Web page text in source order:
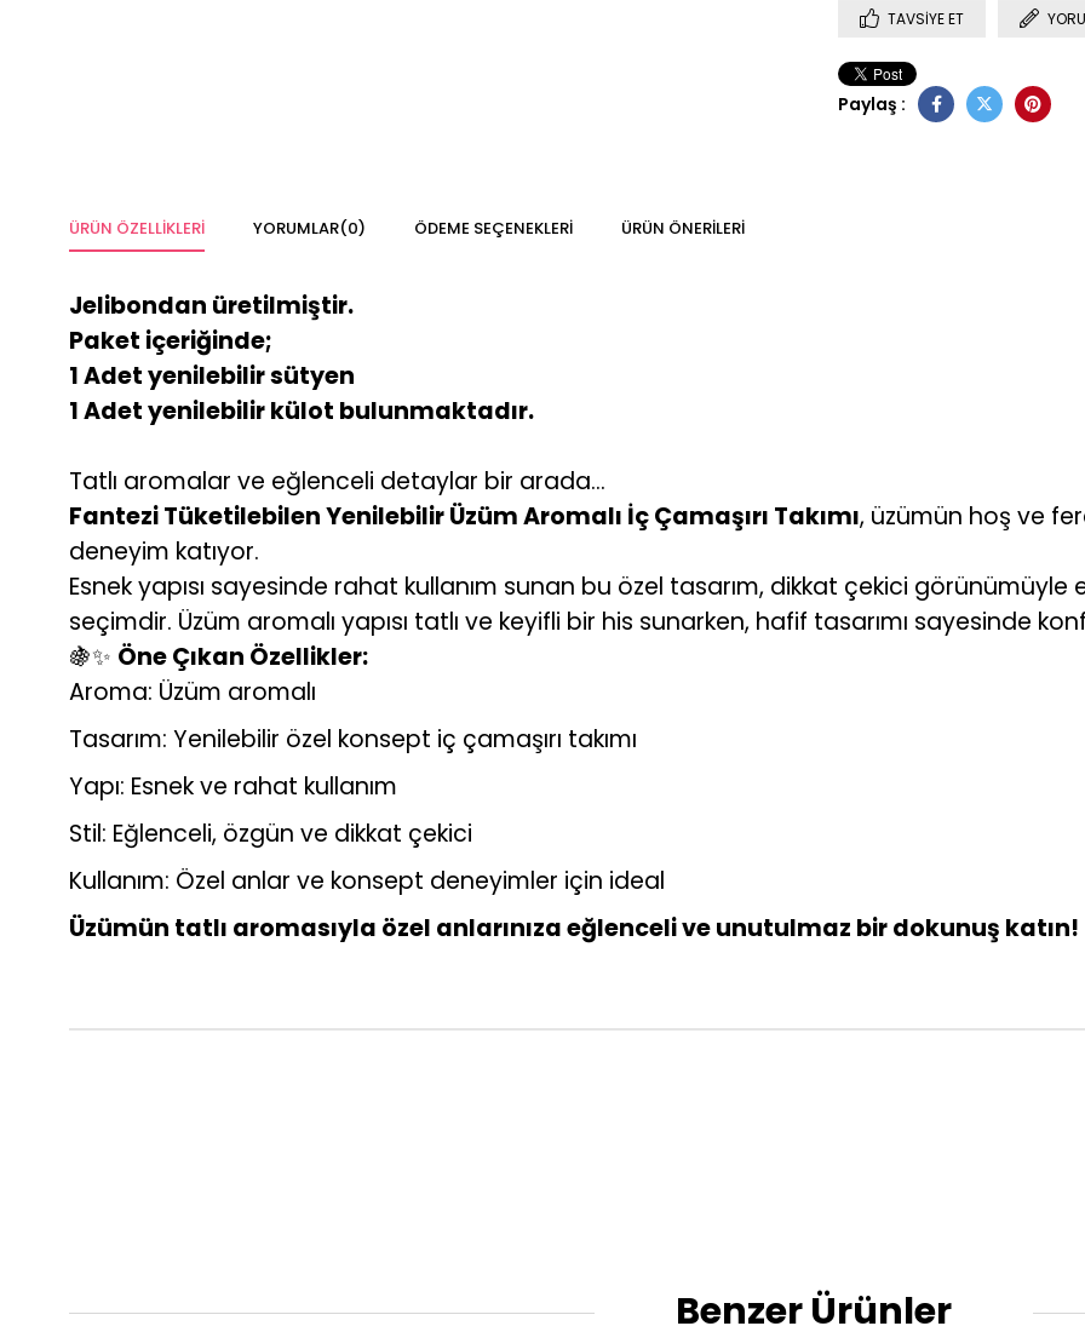
TAVSIYE ET
Paylaş :
ÜRÜN ÖZELLIKLERI YORUMLAR(0) ÖDEME SEÇENEKLERI ÜRÜN ÖNERILERI
Jelibondan üretilmiştir.
Paket içeriğinde;
1 Adet yenilebilir sütyen
1 Adet yenilebilir külot bulunmaktadır.
Tatlı aromalar ve eğlenceli detaylar bir arada…
Fantezi Tüketilebilen Yenilebilir Üzüm Aromalı İç Çamaşırı Takımı, üzümün hoş ve
deneyim katıyor.
Esnek yapısı sayesinde rahat kullanım sunan bu özel tasarım, dikkat çekici
seçimdir. Üzüm aromalı yapısı tatlı ve keyifli bir his sunarken, hafif tasarımı sayesinde
🍇✨ Öne Çıkan Özellikler:
Aroma: Üzüm aromalı
Tasarım: Yenilebilir özel konsept iç çamaşırı takımı
Yapı: Esnek ve rahat kullanım
Stil: Eğlenceli, özgün ve dikkat çekici
Kullanım: Özel anlar ve konsept deneyimler için ideal
Üzümün tatlı aromasıyla özel anlarınıza eğlenceli ve unutulmaz bir dokunuş katın!
Benzer Ürünler